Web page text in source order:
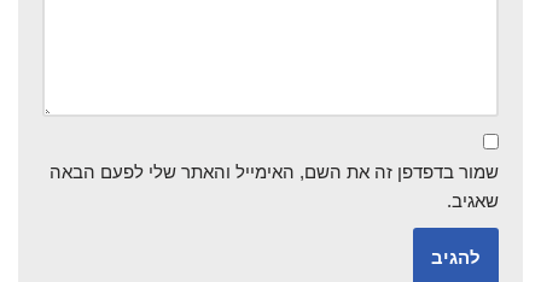
שמור בדפדפן זה את השם, האימייל והאתר שלי לפעם הבאה
שאגיב.